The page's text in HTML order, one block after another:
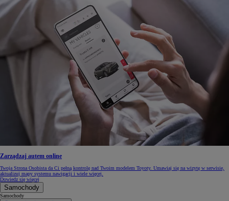
Zarządzaj autem online
Twoja Strona Osobista da Ci pełną kontrolę nad Twoim modelem Toyoty. Umawiaj się na wizytę w serwisie,
aktualizuj mapy systemu nawigacji i wiele więcej.
Dowiedz się więcej
Samochody
Samochody